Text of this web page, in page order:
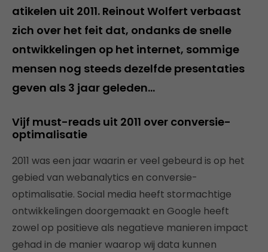
atikelen uit 2011. Reinout Wolfert verbaast
zich over het feit dat, ondanks de snelle
ontwikkelingen op het internet, sommige
mensen nog steeds dezelfde presentaties
geven als 3 jaar geleden…
Vijf must-reads uit 2011 over conversie-
optimalisatie
2011 was een jaar waarin er veel gebeurd is op het
gebied van webanalytics en conversie-
optimalisatie. Social media heeft stormachtige
ontwikkelingen doorgemaakt en Google heeft
zowel op positieve als negatieve manieren impact
gehad in de manier waarop wij data kunnen